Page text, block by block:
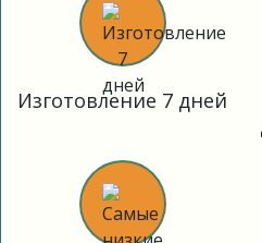
Изготовление 7 дней